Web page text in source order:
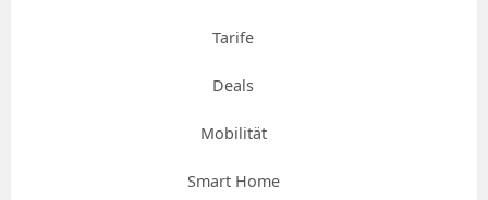
Tarife
Deals
Mobilität
Smart Home